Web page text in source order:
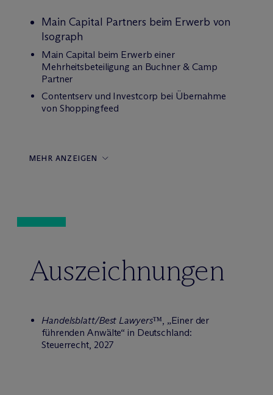
Main Capital Partners beim Erwerb von
Isograph
Main Capital beim Erwerb einer
Mehrheitsbeteiligung an Buchner & Camp
Partner
Contentserv und Investcorp bei Übernahme
von Shoppingfeed
MEHR ANZEIGEN
Auszeichnungen
Handelsblatt/Best Lawyers™, „Einer der
führenden Anwälte“ in Deutschland:
Steuerrecht, 2027